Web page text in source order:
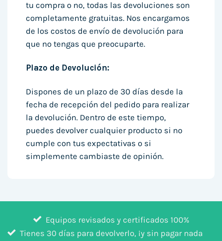
tu compra o no, todas las devoluciones son
completamente gratuitas. Nos encargamos
de los costos de envío de devolución para
que no tengas que preocuparte.
Plazo de Devolución:
Dispones de un plazo de 30 días desde la
fecha de recepción del pedido para realizar
la devolución. Dentro de este tiempo,
puedes devolver cualquier producto si no
cumple con tus expectativas o si
simplemente cambiaste de opinión.
Equipos revisados y certificados 100%
Tienes 30 días para devolverlo, ¡y sin pagar nada